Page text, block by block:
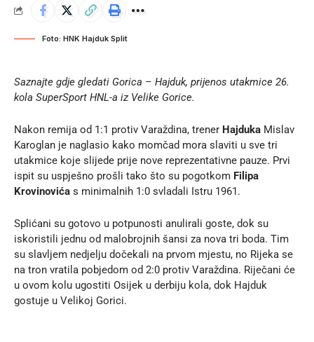
Foto: HNK Hajduk Split
Saznajte gdje gledati Gorica – Hajduk, prijenos utakmice 26.
kola SuperSport HNL-a iz Velike Gorice.
Nakon remija od 1:1 protiv Varaždina, trener Hajduka Mislav
Karoglan je naglasio kako momčad mora slaviti u sve tri
utakmice koje slijede prije nove reprezentativne pauze. Prvi
ispit su uspješno prošli tako što su pogotkom Filipa
Krovinovića s minimalnih 1:0 svladali Istru 1961.
Splićani su gotovo u potpunosti anulirali goste, dok su
iskoristili jednu od malobrojnih šansi za nova tri boda. Tim
su slavljem nedjelju dočekali na prvom mjestu, no Rijeka se
na tron vratila pobjedom od 2:0 protiv Varaždina. Riječani će
u ovom kolu ugostiti Osijek u derbiju kola, dok Hajduk
gostuje u Velikoj Gorici.